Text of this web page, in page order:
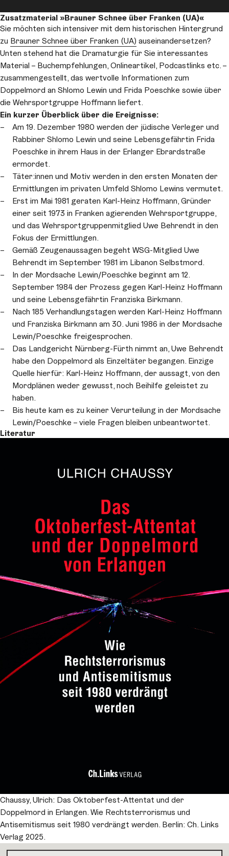
Zusatzmaterial »Brauner Schnee über Franken (UA)«
Sie möchten sich intensiver mit dem historischen Hintergrund
zu Brauner Schnee über Franken (UA) auseinandersetzen?
Unten stehend hat die Dramaturgie für Sie interessantes
Material – Buchempfehlungen, Onlineartikel, Podcastlinks etc. –
zusammengestellt, das wertvolle Informationen zum
Doppelmord an Shlomo Lewin und Frida Poeschke sowie über
die Wehrsportgruppe Hoffmann liefert.
Ein kurzer Überblick über die Ereignisse:
Am 19. Dezember 1980 werden der jüdische Verleger und
Rabbiner Shlomo Lewin und seine Lebensgefährtin Frida
Poeschke in ihrem Haus in der Erlanger Ebrardstraße
ermordet.
Täter:innen und Motiv werden in den ersten Monaten der
Ermittlungen im privaten Umfeld Shlomo Lewins vermutet.
Erst im Mai 1981 geraten Karl-Heinz Hoffmann, Gründer
einer seit 1973 in Franken agierenden Wehrsportgruppe,
und das Wehrsportgruppenmitglied Uwe Behrendt in den
Fokus der Ermittlungen.
Gemäß Zeugenaussagen begeht WSG-Mitglied Uwe
Behrendt im September 1981 im Libanon Selbstmord.
In der Mordsache Lewin/Poeschke beginnt am 12.
September 1984 der Prozess gegen Karl-Heinz Hoffmann
und seine Lebensgefährtin Franziska Birkmann.
Nach 185 Verhandlungstagen werden Karl-Heinz Hoffmann
und Franziska Birkmann am 30. Juni 1986 in der Mordsache
Lewin/Poeschke freigesprochen.
Das Landgericht Nürnberg-Fürth nimmt an, Uwe Behrendt
habe den Doppelmord als Einzeltäter begangen. Einzige
Quelle hierfür: Karl-Heinz Hoffmann, der aussagt, von den
Mordplänen weder gewusst, noch Beihilfe geleistet zu
haben.
Bis heute kam es zu keiner Verurteilung in der Mordsache
Lewin/Poeschke – viele Fragen bleiben unbeantwortet.
Literatur
Chaussy, Ulrich: Das Oktoberfest-Attentat und der
Doppelmord in Erlangen. Wie Rechtsterrorismus und
Antisemitismus seit 1980 verdrängt werden. Berlin: Ch. Links
Verlag 2025.